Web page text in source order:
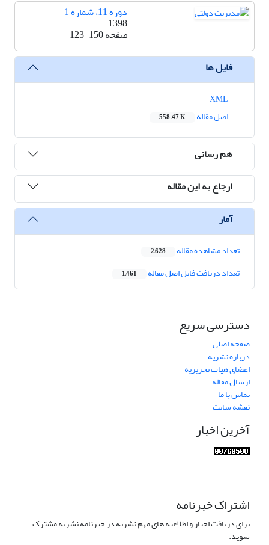
دوره 11، شماره 1
1398
صفحه123-150
فایل ها
اصل مقاله
558.47 K
هم رسانی
ارجاع به این مقاله
آمار
تعداد مشاهده مقاله 2,628
تعداد دریافت فایل اصل مقاله 1,461
دسترسی سریع
صفحه اصلی
درباره نشریه
اعضای هیات تحریریه
ارسال مقاله
تماس با ما
نقشه سایت
آخرین اخبار
اشتراک خبرنامه
برای دریافت اخبار و اطلاعیه های مهم نشریه در خبرنامه نشریه مشترک
شوید.